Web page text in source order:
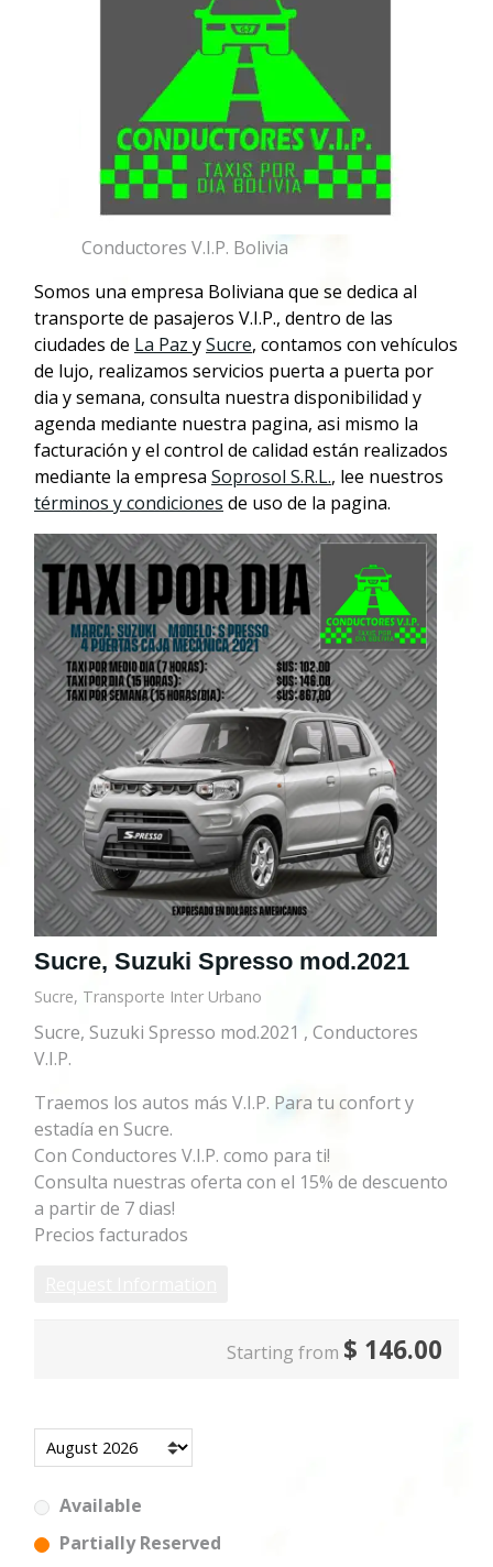
Conductores V.I.P. Bolivia
Somos una empresa Boliviana que se dedica al
transporte de pasajeros V.I.P., dentro de las
ciudades de La Paz ySucre, contamos con vehículos
de lujo, realizamos servicios puerta a puerta por
dia y semana, consulta nuestra disponibilidad y
agenda mediante nuestra pagina, asi mismo la
facturación y el control de calidad están realizados
mediante la empresa Soprosol S.R.L., lee nuestros
términos y condiciones de uso de la pagina.
Sucre, Suzuki Spresso mod.2021
Sucre, Transporte Inter Urbano
Sucre, Suzuki Spresso mod.2021 , Conductores
V.I.P.
Traemos los autos más V.I.P. Para tu confort y
estadía en Sucre.
Con Conductores V.I.P. como para ti!
Consulta nuestras oferta con el 15% de descuento
a partir de 7 dias!
Precios facturados
Starting from $ 146.00
Available
Partially Reserved